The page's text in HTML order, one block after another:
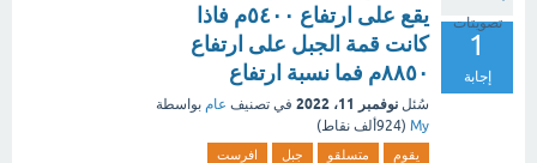
تصويتات
1
إجابة
يقع على ارتفاع ٥٤٠٠م فاذا
كانت قمة الجبل على ارتفاع
٨٨٥٠م فما نسبة ارتفاع
سُئل نوفمبر 11، 2022 في تصنيف عام بواسطة
My
(924ألف نقاط)
يقوم متسلقو جبل
افرست